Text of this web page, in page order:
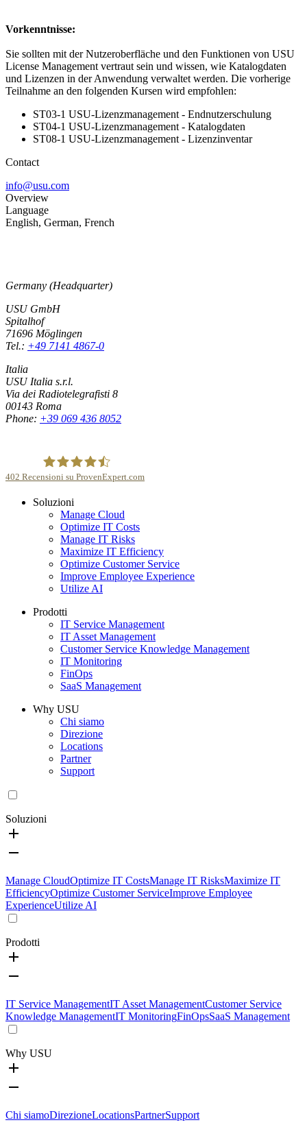
Vorkenntnisse:
Sie sollten mit der Nutzeroberfläche und den Funktionen von USU
License Management vertraut sein und wissen, wie Katalogdaten
und Lizenzen in der Anwendung verwaltet werden. Die vorherige
Teilnahme an den folgenden Kursen wird empfohlen:
ST03-1 USU-Lizenzmanagement - Endnutzerschulung
ST04-1 USU-Lizenzmanagement - Katalogdaten
ST08-1 USU-Lizenzmanagement - Lizenzinventar
Contact
info@usu.com
Overview
Language
English, German, French
Germany (Headquarter)
USU GmbH
Spitalhof
71696 Möglingen
Tel.: +49 7141 4867-0
Italia
USU Italia s.r.l.
Via dei Radiotelegrafisti 8
00143 Roma
Phone: +39 069 436 8052
USU GmbH
402 Recensioni su ProvenExpert.com
Soluzioni
Manage Cloud
Optimize IT Costs
Manage IT Risks
Maximize IT Efficiency
Optimize Customer Service
Improve Employee Experience
Utilize AI
Prodotti
IT Service Management
IT Asset Management
Customer Service Knowledge Management
IT Monitoring
FinOps
SaaS Management
Why USU
Chi siamo
Direzione
Locations
Partner
Support
Soluzioni
Manage CloudOptimize IT CostsManage IT RisksMaximize IT
EfficiencyOptimize Customer ServiceImprove Employee
ExperienceUtilize AI
Prodotti
IT Service ManagementIT Asset ManagementCustomer Service
Knowledge ManagementIT MonitoringFinOpsSaaS Management
Why USU
Chi siamoDirezioneLocationsPartnerSupport